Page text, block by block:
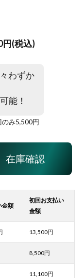
円(税込)
わずか
能！
のみ5,500円
在庫確認
13,500
8,500
11,100